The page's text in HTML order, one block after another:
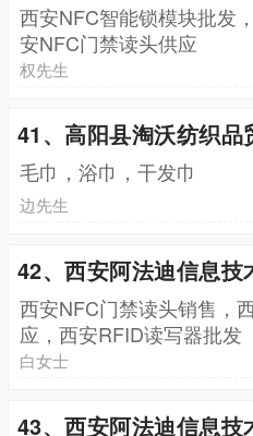
西安NFC智能锁模块批发
安NFC门禁读头供应
权先生
41、高阳县淘沃纺织品
毛巾，浴巾，干发巾
边先生
42、西安阿法迪信息
西安NFC门禁读头销售，
应，西安RFID读写器批发
白女士
43、西安阿法迪信息技